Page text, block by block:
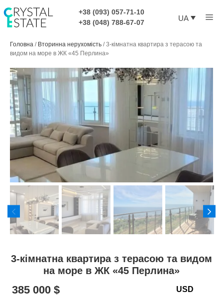
до
контенту
+38 (093) 057-71-10
+38 (048) 788-67-07
UA
Головна / Вторинна нерухомість /3-кімнатна квартира з терасою та
видом на море в ЖК «45 Перлина»
3-кімнатна квартира з терасою та видом
на море в ЖК «45 Перлина»
385 000 $